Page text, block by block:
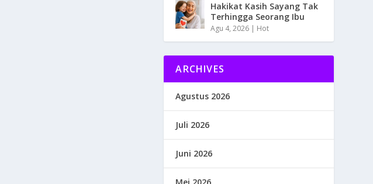
Hakikat Kasih Sayang Tak
Terhingga Seorang Ibu
Agu 4, 2026 | Hot
ARCHIVES
Agustus 2026
Juli 2026
Juni 2026